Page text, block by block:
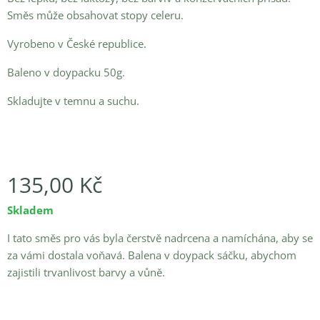
Směs může obsahovat stopy celeru.
Vyrobeno v České republice.
Baleno v doypacku 50g.
Skladujte v temnu a suchu.
135,00 Kč
Skladem
I tato směs pro vás byla čerstvě nadrcena a namíchána, aby se
za vámi dostala voňavá. Balena v doypack sáčku, abychom
zajistili trvanlivost barvy a vůně.